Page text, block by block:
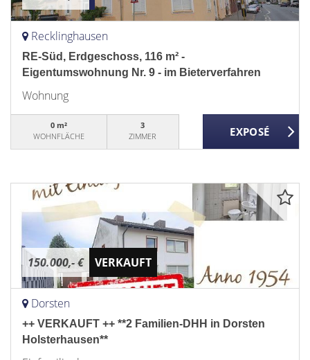
Recklinghausen
RE-Süd, Erdgeschoss, 116 m² -
Eigentumswohnung Nr. 9 - im Bieterverfahren
Wohnung
0 m²
WOHNFLÄCHE
3
ZIMMER
150.000,- € VERKAUFT
Dorsten
++ VERKAUFT ++ **2 Familien-DHH in Dorsten
Holsterhausen**